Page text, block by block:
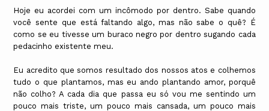
Hoje eu acordei com um incômodo por dentro. Sabe quando
você sente que está faltando algo, mas não sabe o quê? É
como se eu tivesse um buraco negro por dentro sugando cada
pedacinho existente meu.
Eu acredito que somos resultado dos nossos atos e colhemos
tudo o que plantamos, mas eu ando plantando amor, porquê
não colho? A cada dia que passa eu só vou me sentindo um
pouco mais triste, um pouco mais cansada, um pouco mais